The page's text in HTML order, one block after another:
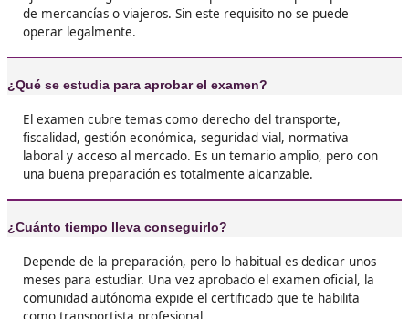
❝ El examen tiene fama de duro, pero si
tranquilidad de saber que puedes trabajar de
legal y sin problemas.
  
Zulima, 47 años
❝ Me apunté al curso porque quería mejorar
trabajo como gestor en una empresa de
lo habría conseguido sin este título.
